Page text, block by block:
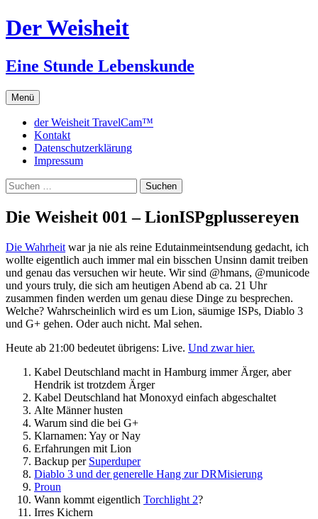
Zum
Inhalt
Der Weisheit
Eine Stunde Lebenskunde
Menü
der Weisheit TravelCam™
Kontakt
Datenschutzerklärung
Impressum
Suchen
nach:
Die Weisheit 001 – LionISPgplussereyen
Die Wahrheit war ja nie als reine Edutainmeintsendung gedacht, ich
wollte eigentlich auch immer mal ein bisschen Unsinn damit treiben
und genau das versuchen wir heute. Wir sind @hmans, @municode
und yours truly, die sich am heutigen Abend ab ca. 21 Uhr
zusammen finden werden um genau diese Dinge zu besprechen.
Welche? Wahrscheinlich wird es um Lion, säumige ISPs, Diablo 3
und G+ gehen. Oder auch nicht. Mal sehen.
Heute ab 21:00 bedeutet übrigens: Live. Und zwar hier.
Kabel Deutschland macht in Hamburg immer Ärger, aber
Hendrik ist trotzdem Ärger
Kabel Deutschland hat Monoxyd einfach abgeschaltet
Alte Männer husten
Warum sind die bei G+
Klarnamen: Yay or Nay
Erfahrungen mit Lion
Backup per Superduper
Diablo 3 und der generelle Hang zur DRMisierung
Proun
Wann kommt eigentlich Torchlight 2?
Irres Kichern